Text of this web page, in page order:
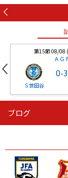
第15節 08/08
ＡＧ
Ｓ世田谷
0-3
ニッ
ニッパツ
ブログ